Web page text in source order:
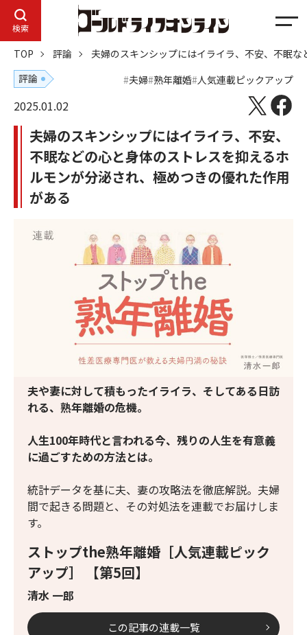
検索
メ
ュ
ー
TOP 評論
夫婦のスキンシップにはイライラ、不安、不眠
評論
夫婦 熟年離婚 人気連載ピックアップ
2025.01.02
夫婦のスキンシップにはイライラ、不安、
不眠などの心と身体のストレスを抑えるホ
ルモンが分泌され、極めつきの優れた作用
がある
ストップthe熟年離婚［人気連載ピック
アップ］ 【第5回】
清水 一郎
夫や妻に対して積もったイライラ、そしてある日訪
れる、熟年離婚の危機。
人生100年時代と言われる今、残りの人生を有意義
に過ごすための方法とは。
統計データを基に夫、妻の攻略法を徹底解説。夫婦
間で起きる問題と、その対処法を連載でお届けしま
す。
この記事の連載一覧